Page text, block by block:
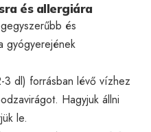
és allergiára
és
gyógyerejének
3 dl) forrásban lévő vízhez
Hagyjuk állni
le.